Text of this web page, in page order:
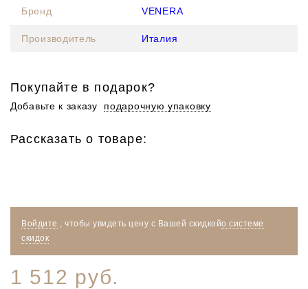
Бренд VENERA
Производитель Италия
Покупайте в подарок?
Добавьте к заказу подарочную упаковку
Рассказать о товаре:
Войдите , чтобы увидеть цену с Вашей скидкойо системе
скидок
1 512 руб.